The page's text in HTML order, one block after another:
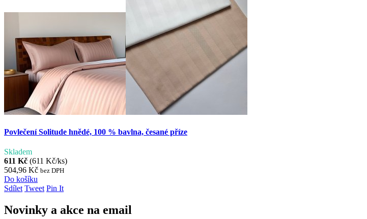
Povlečení Solitude hnědé, 100 % bavlna, česané příze
Skladem
611 Kč (611 Kč/ks)
504,96 Kč bez DPH
Do košíku
Sdílet Tweet Pin It
Novinky a akce na email